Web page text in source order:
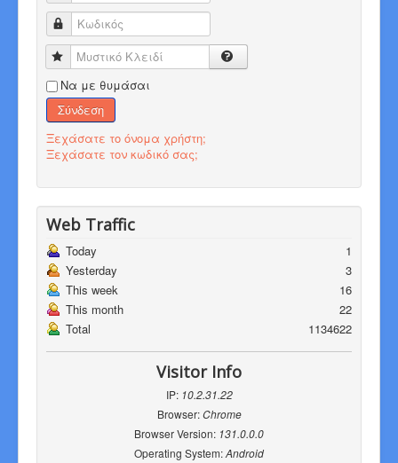
Κωδικός
Μυστικό Κλειδί
Να με θυμάσαι
Σύνδεση
Ξεχάσατε το όνομα χρήστη;
Ξεχάσατε τον κωδικό σας;
Web Traffic
Today
1
Yesterday
3
This week
16
This month
22
Total
1134622
Visitor Info
IP: 10.2.31.22
Browser:Chrome
Browser Version: 131.0.0.0
Operating System:Android